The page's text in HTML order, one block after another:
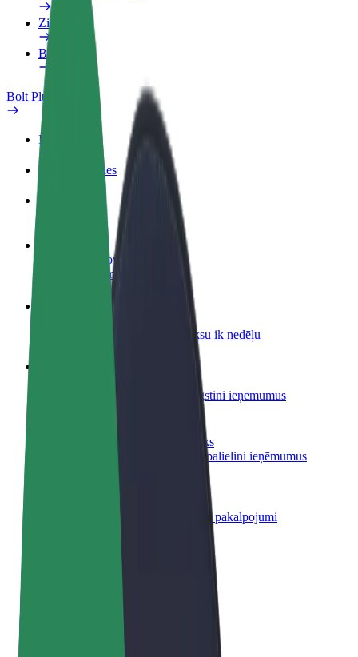
Ziņot
BUJ
Bolt Plus
Ieguvumi
Kā pievienoties
Kļūsti par autovadītāju
Gūsti ieņēmumus, kā vēlies
Piegādā ēdienu un saņem izmaksu ik nedēļu
Sasniedz vairāk klientu un paaugstini ieņēmumus
Reģistrējies kā autoparka īpašnieks
Pievieno savu autoparku Bolt un palielini ieņēmumus
Tavam uzņēmumam pielāgoti Bolt pakalpojumi